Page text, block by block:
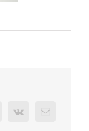
PinterestVk
E-